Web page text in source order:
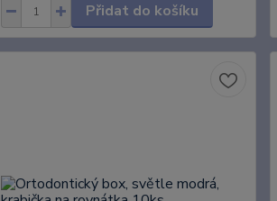
Přidat do košíku